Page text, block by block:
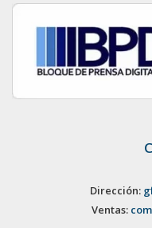
Dirección:
Ventas: